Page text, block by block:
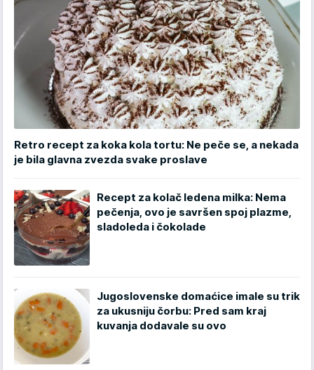
Retro recept za koka kola tortu: Ne peče se, a nekada
je bila glavna zvezda svake proslave
Recept za kolač ledena milka: Nema
pečenja, ovo je savršen spoj plazme,
sladoleda i čokolade
Jugoslovenske domaćice imale su trik
za ukusniju čorbu: Pred sam kraj
kuvanja dodavale su ovo